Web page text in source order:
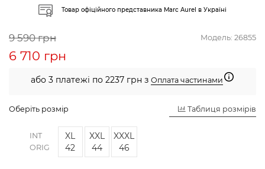
Товар офіційного представника Marc Aurel в Україні
Модель: 26855
9 590 грн
6 710 грн
або 3 платежі по 2237 грн з Оплата частинами
Оберіть розмір Таблиця розмірів
INT
ORIG
XL
42
XXL
44
XXXL
46